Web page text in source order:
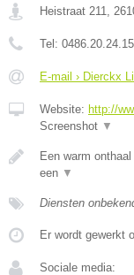
Heistraat 211
Tel: 0486.20.24.15
E-mail › Dierckx
Website: http://
Screenshot ▼
Een warm
een ▼
Diensten
Er wordt gewerkt
Sociale media: